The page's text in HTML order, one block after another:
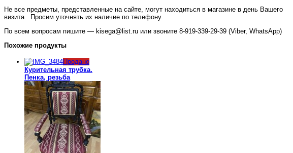
Не все предметы, представленные на сайте, могут находиться в магазине в день Вашего
визита. Просим уточнять их наличие по телефону.
По всем вопросам пишите — kisega@list.ru или звоните 8-919-339-29-39 (Viber, WhatsApp)
Похожие продукты
Продано
Курительная трубка.
Пенка, резьба